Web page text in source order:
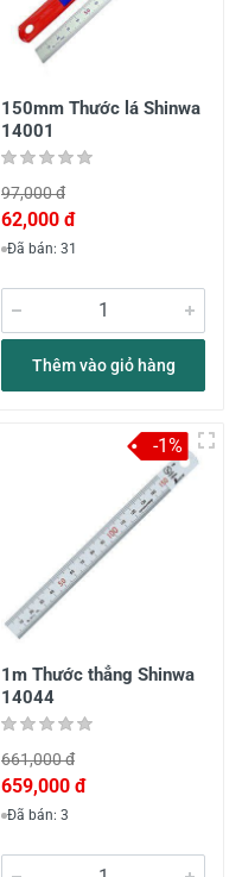
150mm Thước lá Shinwa
14001
97,000 đ
62,000 đ
Đã bán: 31
Thêm vào giỏ hàng
1m Thước thẳng Shinwa
14044
661,000 đ
659,000 đ
Đã bán: 3
-1%